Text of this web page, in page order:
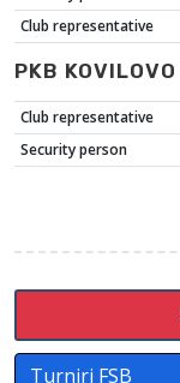
Club representative
PKB KOVILOVO
Club representative
Security person